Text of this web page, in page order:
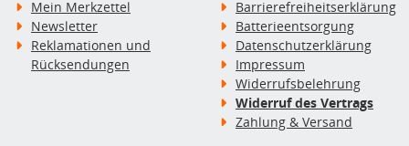
Mein Merkzettel
Newsletter
Reklamationen und
Rücksendungen
Barrierefreiheitserklärung
Batterieentsorgung
Datenschutzerklärung
Impressum
Widerrufsbelehrung
Widerruf des Vertrags
Zahlung & Versand